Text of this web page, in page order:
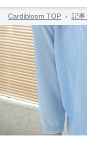
Cardibloom TOP › 記事